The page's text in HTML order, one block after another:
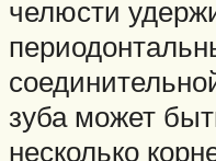
челюсти
зуба может
несколько